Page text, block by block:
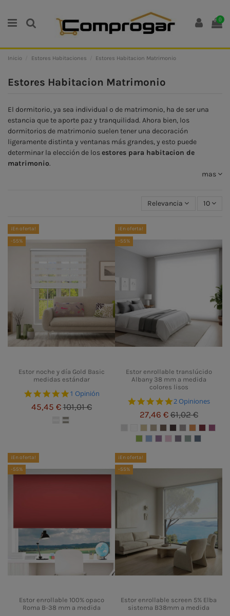
0
Inicio Estores Habitaciones Estores Habitacion Matrimonio
Estores Habitacion Matrimonio
El dormitorio, ya sea individual o de matrimonio, ha de ser una
estancia que te aporte paz y tranquilidad. Ahora bien, los
dormitorios de matrimonio suelen tener una decoración
ligeramente distinta y ventanas más grandes, y esto puede
determinar la elección de losestores para habitacion de
matrimonio.
mas
Relevancia 10
¡En oferta!
-55%
Estor noche y día Gold Basic
medidas estándar
5.0 star rating
1 Opinión
45,45 €101,01 €
¡En oferta!
-55%
Estor enrollable translúcido
Albany 38 mm a medida
colores lisos
5.0 star rating
2 Opiniones
27,46 €61,02 €
¡En oferta!
-55%
Estor enrollable 100% opaco
Roma B-38 mm a medida
¡En oferta!
-55%
Estor enrollable screen 5% Elba
sistema B38mm a medida